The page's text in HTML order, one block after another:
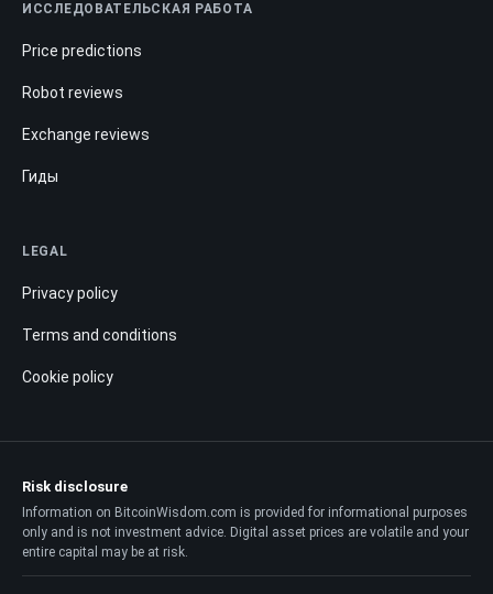
ИССЛЕДОВАТЕЛЬСКАЯ РАБОТА
Price predictions
Robot reviews
Exchange reviews
Гиды
LEGAL
Privacy policy
Terms and conditions
Cookie policy
Risk disclosure
Information on BitcoinWisdom.com is provided for informational purposes
only and is not investment advice. Digital asset prices are volatile and your
entire capital may be at risk.